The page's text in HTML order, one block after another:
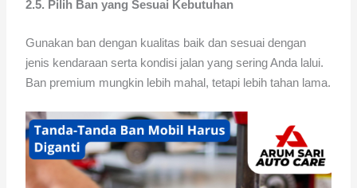
2.5. Pilih Ban yang Sesuai Kebutuhan
Gunakan ban dengan kualitas baik dan sesuai dengan
jenis kendaraan serta kondisi jalan yang sering Anda lalui.
Ban premium mungkin lebih mahal, tetapi lebih tahan lama.